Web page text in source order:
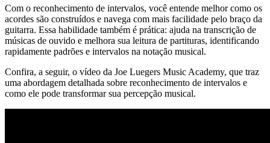
Com o reconhecimento de intervalos, você entende melhor como os
acordes são construídos e navega com mais facilidade pelo braço da
guitarra. Essa habilidade também é prática: ajuda na transcrição de
músicas de ouvido e melhora sua leitura de partituras, identificando
rapidamente padrões e intervalos na notação musical.
Confira, a seguir, o vídeo da Joe Luegers Music Academy, que traz
uma abordagem detalhada sobre reconhecimento de intervalos e
como ele pode transformar sua percepção musical.